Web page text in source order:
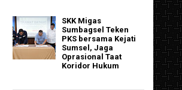
SKK Migas
Sumbagsel Teken
PKS bersama Kejati
Sumsel, Jaga
Oprasional Taat
Koridor Hukum